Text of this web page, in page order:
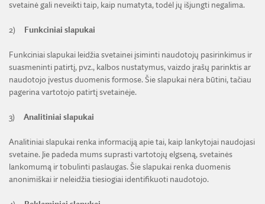
svetainė gali neveikti taip, kaip numatyta, todėl jų išjungti negalima.
2) Funkciniai slapukai
Funkciniai slapukai leidžia svetainei įsiminti naudotojų pasirinkimus ir
suasmeninti patirtį, pvz., kalbos nustatymus, vaizdo įrašų parinktis ar
naudotojo įvestus duomenis formose. Šie slapukai nėra būtini, tačiau
pagerina vartotojo patirtį svetainėje.
3) Analitiniai slapukai
Analitiniai slapukai renka informaciją apie tai, kaip lankytojai naudojasi
svetaine. Jie padeda mums suprasti vartotojų elgseną, svetainės
lankomumą ir tobulinti paslaugas. Šie slapukai renka duomenis
anonimiškai ir neleidžia tiesiogiai identifikuoti naudotojo.